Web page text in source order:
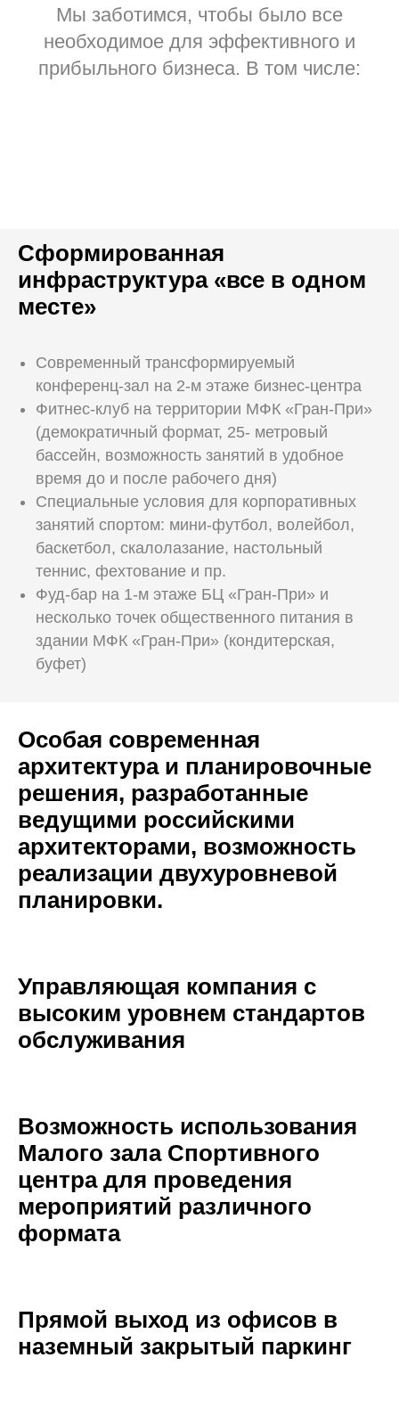
Мы заботимся, чтобы было все
необходимое для эффективного и
прибыльного бизнеса. В том числе:
Сформированная
инфраструктура «все в одном
месте»
Современный трансформируемый
конференц-зал на 2-м этаже бизнес-центра
Фитнес-клуб на территории МФК «Гран-При»
(демократичный формат, 25- метровый
бассейн, возможность занятий в удобное
время до и после рабочего дня)
Специальные условия для корпоративных
занятий спортом: мини-футбол, волейбол,
баскетбол, скалолазание, настольный
теннис, фехтование и пр.
Фуд-бар на 1-м этаже БЦ «Гран-При» и
несколько точек общественного питания в
здании МФК «Гран-При» (кондитерская,
буфет)
Особая современная
архитектура и планировочные
решения, разработанные
ведущими российскими
архитекторами, возможность
реализации двухуровневой
планировки.
Управляющая компания с
высоким уровнем стандартов
обслуживания
Возможность использования
Малого зала Спортивного
центра для проведения
мероприятий различного
формата
Прямой выход из офисов в
наземный закрытый паркинг